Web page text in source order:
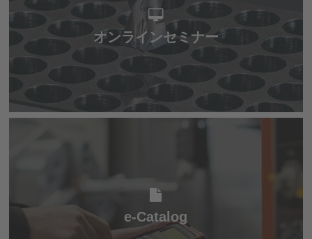
オンラインセミナー
オンラインセミナー
e-Catalog
e-Catalog